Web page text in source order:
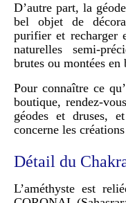
D’autre part, la
bel objet de
purifier et recharger
naturelles semi-
brutes ou montées en
Pour connaître ce
boutique, rendez-
géodes et druses,
concerne les
Détail du
L’améthyste est